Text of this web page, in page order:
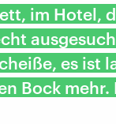
im Hotel,
es ist
Bock mehr.